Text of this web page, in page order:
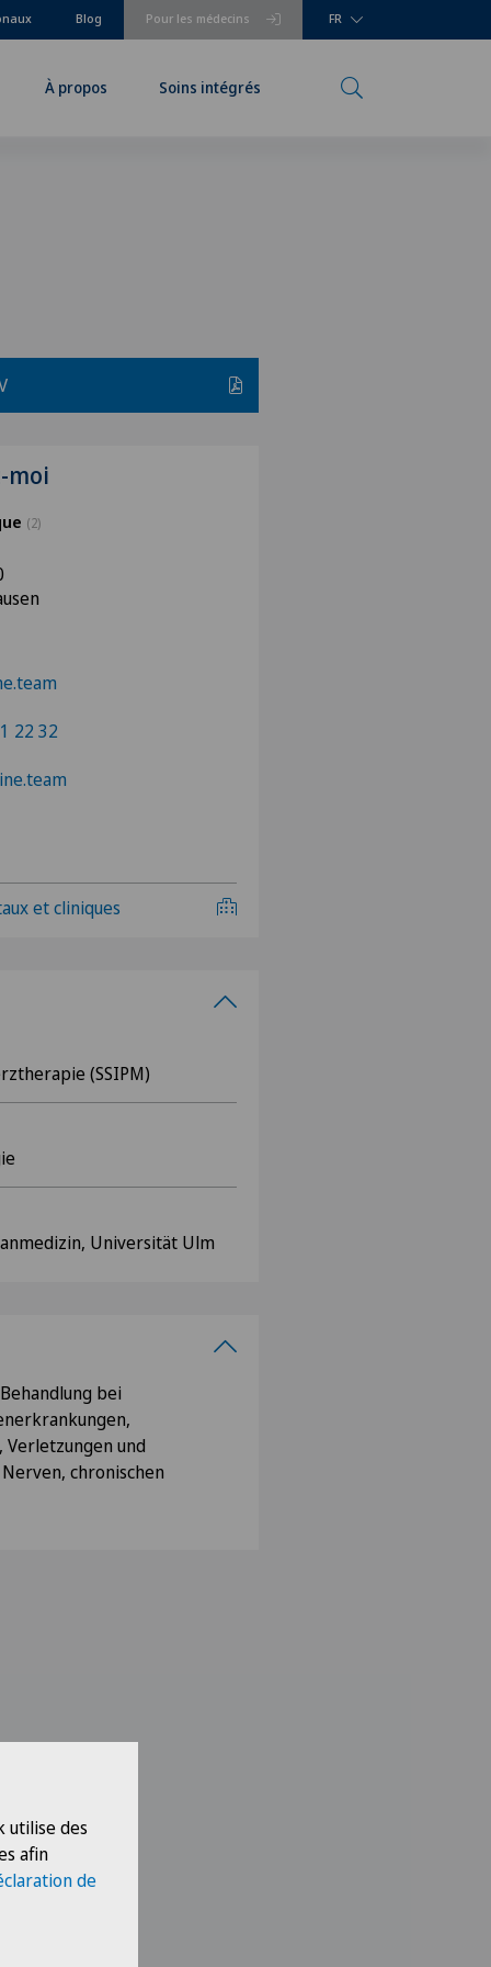
Pour les médecins
Blog FR
À propos Soins intégrés
moi
(2)
22 32
et cliniques
(SSIPM)
Universität Ulm
bei
und
chronischen
utilise des
afin
de